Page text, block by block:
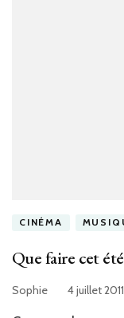
CINÉMA
Que faire cet
Sophie 4 juillet 2011